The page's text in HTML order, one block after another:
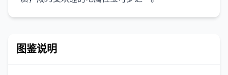
图鉴说明